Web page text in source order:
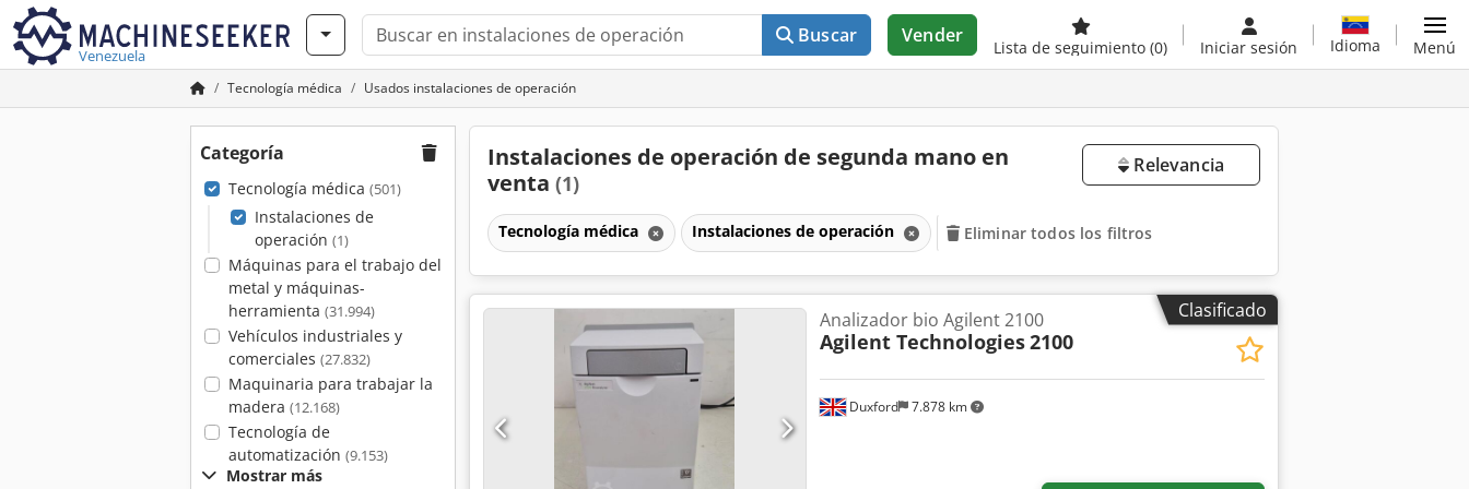
Venezuela
Buscar Vender
Lista de seguimiento (0) Iniciar sesión Idioma Menú
Tecnología médica Usados instalaciones de operación
Categoría
Tecnología médica (501)
Instalaciones de
operación (1)
Máquinas para el trabajo del
metal y máquinas-
herramienta (31.994)
Vehículos industriales y
comerciales (27.832)
Maquinaria para trabajar la
madera (12.168)
Tecnología de
automatización (9.153)
Mostrar más
Instalaciones de operación de segunda mano en
venta (1)
Relevancia
Tecnología médica Instalaciones de operación Eliminar todos los filtros
Clasificado
Duxford 7.878 km
Analizador bio Agilent 2100
Agilent Technologies2100